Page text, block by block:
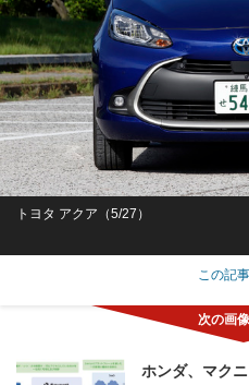
トヨタ アクア（5/27）
この記
ホンダ、マク